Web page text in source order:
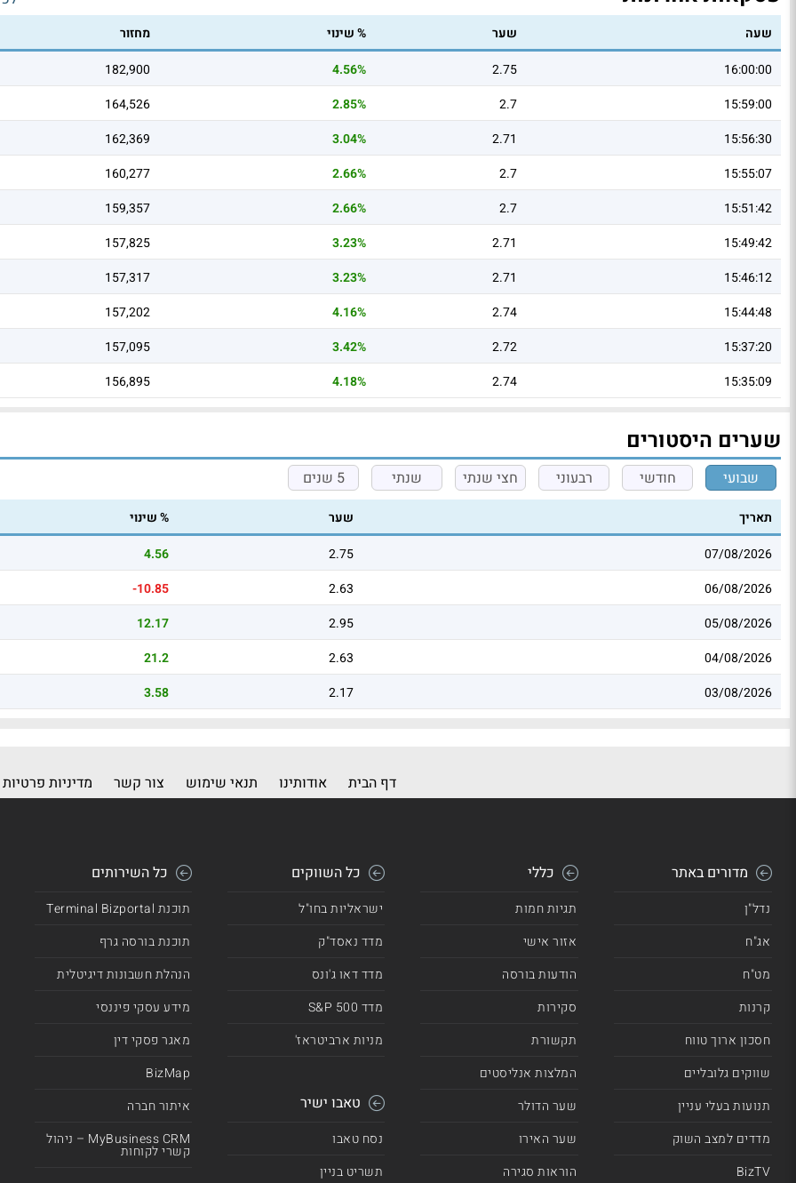
שעה שער % שינוי
מחזור
16:00:00
2.75
4.56%
182,900
15:59:00
2.7
2.85%
164,526
15:56:30
2.71
3.04%
162,369
15:55:07
2.7
2.66%
160,277
15:51:42
2.7
2.66%
159,357
15:49:42
2.71
3.23%
157,825
15:46:12
2.71
3.23%
157,317
15:44:48
2.74
4.16%
157,202
15:37:20
2.72
3.42%
157,095
15:35:09
2.74
4.18%
156,895
שערים היסטורים
שבועי חודשי רבעוני חצי שנתי שנתי 5 שנים
תאריך שער
% שינוי
07/08/2026
2.75
4.56
06/08/2026
2.63
-10.85
05/08/2026
2.95
12.17
04/08/2026
2.63
21.2
03/08/2026
2.17
3.58
דף הבית אודותינו תנאי שימוש צור קשר מדיניות פרטיות
מדורים באתר
נדל"ן
אג"ח
מט"ח
קרנות
חסכון ארוך טווח
שווקים גלובליים
תנועות בעלי עניין
מדדים למצב השוק
BizTV
כללי
תגיות חמות
אזור אישי
הודעות בורסה
סקירות
תקשורת
המלצות אנליסטים
שער הדולר
שער האירו
הוראות סגירה
כל השווקים
ישראליות בחו"ל
מדד נאסד"ק
מדד דאו ג'ונס
מדד 500 S&P
מניות ארביטראז'
טאבו ישיר
נסח טאבו
תשריט בניין
כל השירותים
תוכנת Terminal Bizportal
תוכנת בורסה גרף
הנהלת חשבונות דיגיטלית
מידע עסקי פיננסי
מאגר פסקי דין
BizMap
איתור חברה
MyBusiness CRM – ניהול
קשרי לקוחות